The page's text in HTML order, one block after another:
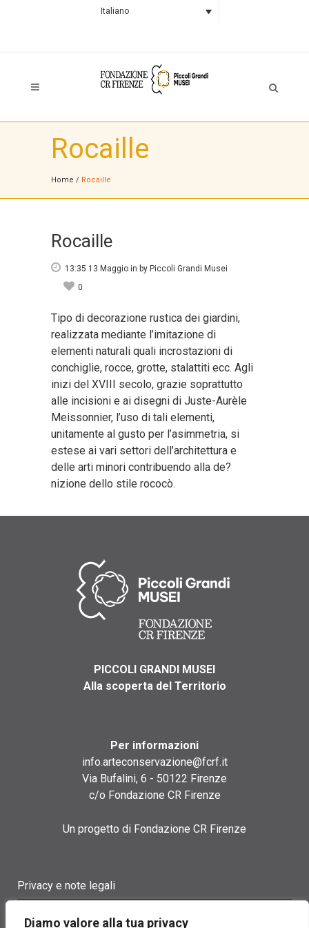
Diamo valore alla tua privacy
Italiano
Rocaille
Home / Rocaille
Rocaille
13:35 13 Maggio in by Piccoli Grandi Musei
0
Tipo di decorazione rustica dei giardini,
realizzata mediante l’imitazione di
elementi naturali quali incrostazioni di
conchiglie, rocce, grotte, stalattiti ecc. Agli
inizi del XVIII secolo, grazie soprattutto
alle incisioni e ai disegni di Juste-Aurèle
Meissonnier, l’uso di tali elementi,
unitamente al gusto per l’asimmetria, si
estese ai vari settori dell’architettura e
delle arti minori contribuendo alla de?
nizione dello stile rococò.
PICCOLI GRANDI MUSEI
Alla scoperta del Territorio
Per informazioni
info.arteconservazione@fcrf.it
Via Bufalini, 6 - 50122 Firenze
c/o Fondazione CR Firenze
Un progetto di Fondazione CR Firenze
Privacy e note legali